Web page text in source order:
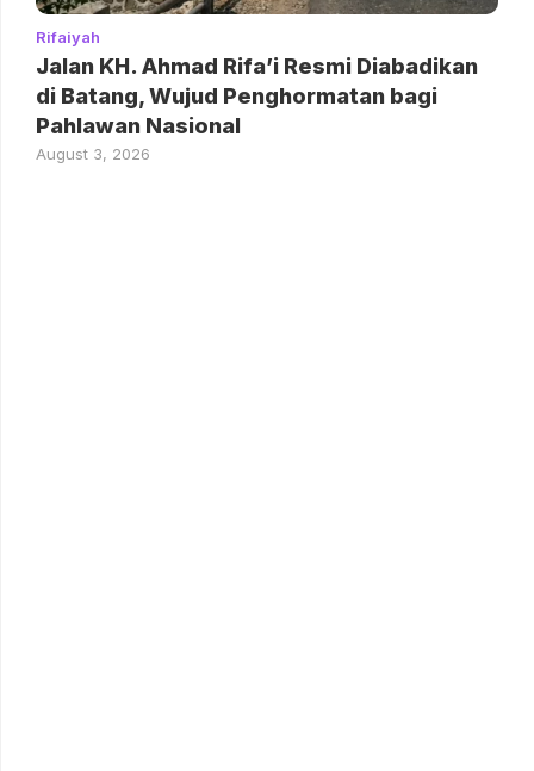
Rifaiyah
Jalan KH. Ahmad Rifa’i Resmi Diabadikan
di Batang, Wujud Penghormatan bagi
Pahlawan Nasional
August 3, 2026